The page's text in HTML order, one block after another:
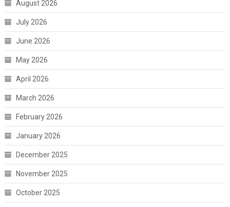
August 2026
July 2026
June 2026
May 2026
April 2026
March 2026
February 2026
January 2026
December 2025
November 2025
October 2025